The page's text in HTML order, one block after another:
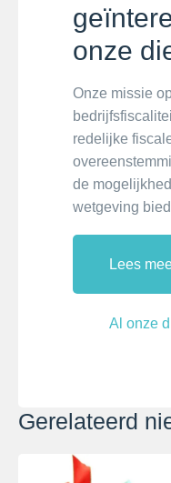
onze
Onze missie
redelijke
de
wetgeving
Lees
Al onze
Gerelateerd